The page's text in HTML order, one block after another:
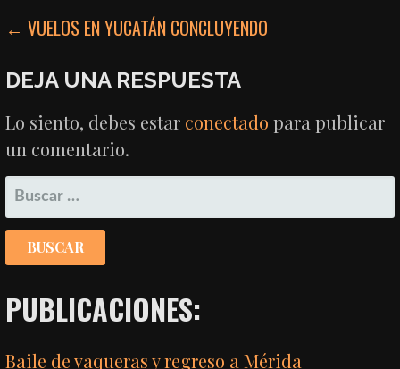
NAVEGACIÓN
DE
ENTRADAS
← VUELOS EN YUCATÁN CONCLUYENDO
DEJA UNA RESPUESTA
Lo siento, debes estar conectado para publicar
un comentario.
BUSCAR:
PUBLICACIONES:
Baile de vaqueras y regreso a Mérida